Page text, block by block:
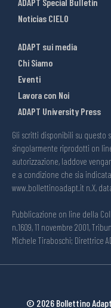
Noticias CIELO
ADAPT sui media
Chi Siamo
Eventi
Lavora con Noi
ADAPT University Press
Gli scritti disponibili su questo
singolarmente riprodotti on
autorizzazione, laddove
e a condizione che sia
www.bollettinoadapt.it n.X,
Pubblicazione on line della
n.1609, 11 novembre 2001,
Michele Tiraboschi; Direttrice
© 2026 Bollettino